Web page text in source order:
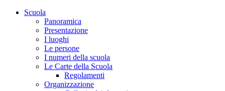
Scuola
Panoramica
Presentazione
I luoghi
Le persone
I numeri della scuola
Le Carte della Scuola
Regolamenti
Organizzazione